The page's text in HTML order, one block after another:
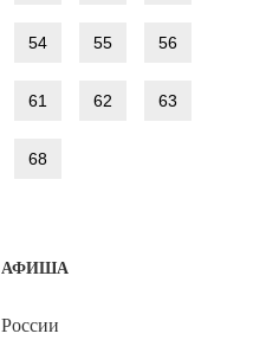
54 55 56
61 62 63
68
АФИША
России